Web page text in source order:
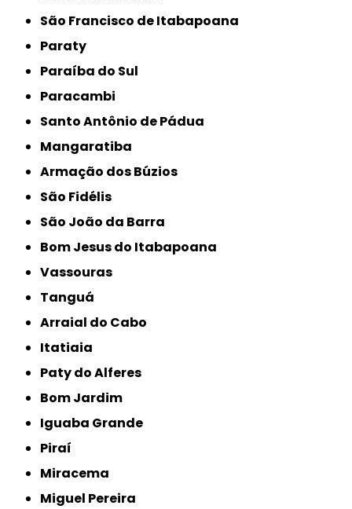
São Francisco de Itabapoana
Paraty
Paraíba do Sul
Paracambi
Santo Antônio de Pádua
Mangaratiba
Armação dos Búzios
São Fidélis
São João da Barra
Bom Jesus do Itabapoana
Vassouras
Tanguá
Arraial do Cabo
Itatiaia
Paty do Alferes
Bom Jardim
Iguaba Grande
Piraí
Miracema
Miguel Pereira